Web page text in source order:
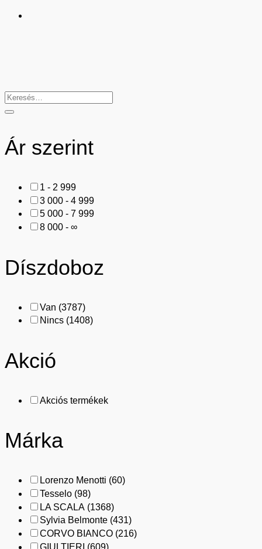
Ár szerint
1 - 2 999
3 000 - 4 999
5 000 - 7 999
8 000 - ∞
Díszdoboz
Van (3787)
Nincs (1408)
Akció
Akciós termékek
Márka
Lorenzo Menotti (60)
Tesselo (98)
LA SCALA (1368)
Sylvia Belmonte (431)
CORVO BIANCO (216)
GIULTIERI (609)